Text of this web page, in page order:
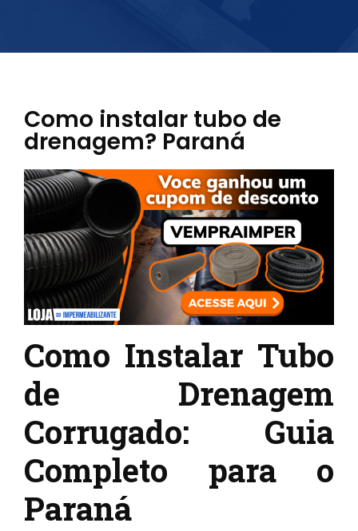
Como instalar tubo de
drenagem? Paraná
Como Instalar Tubo
de Drenagem
Corrugado: Guia
Completo para o
Paraná